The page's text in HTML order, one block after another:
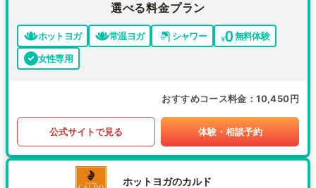
選べる料金プラン
ホットヨガ 常温ヨガ シャワー
無料体験
女性専用
おすすめコース料金 10,450円
公式サイトで見る 体験・相談予約
ホットヨガのカルド